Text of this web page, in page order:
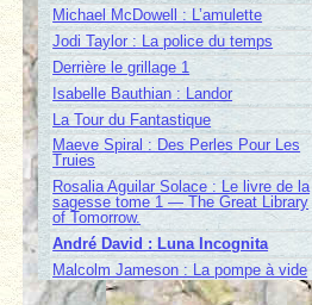
Michael McDowell : L’amulette
Jodi Taylor : La police du temps
Derrière le grillage 1
Isabelle Bauthian : Landor
La Tour du Fantastique
Maeve Spiral : Des Perles Pour Les
Truies
Rosalia Aguilar Solace : Le livre de la
sagesse tome 1 — The Great Library
of Tomorrow.
André David : Luna Incognita
Malcolm Jameson : La pompe à vide